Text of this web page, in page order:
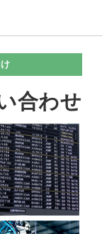
合わせ